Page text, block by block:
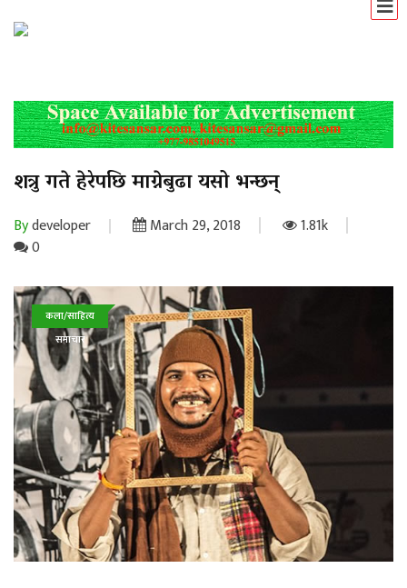
शत्रु गते हेरेपछि माग्नेबुढा यसो भन्छन्
Bydeveloper March 29, 2018
1.81k
0
कला/साहित्य
समाचार